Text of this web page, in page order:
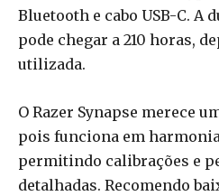
Bluetooth e cabo USB-C. A
pode chegar a 210 horas,
utilizada.
O Razer Synapse merece
pois funciona em
permitindo calibrações e
detalhadas. Recomendo